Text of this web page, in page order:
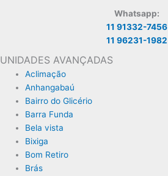
Whatsapp:
11 91332-7456
11 96231-1982
UNIDADES AVANÇADAS
Aclimação
Anhangabaú
Bairro do Glicério
Barra Funda
Bela vista
Bixiga
Bom Retiro
Brás